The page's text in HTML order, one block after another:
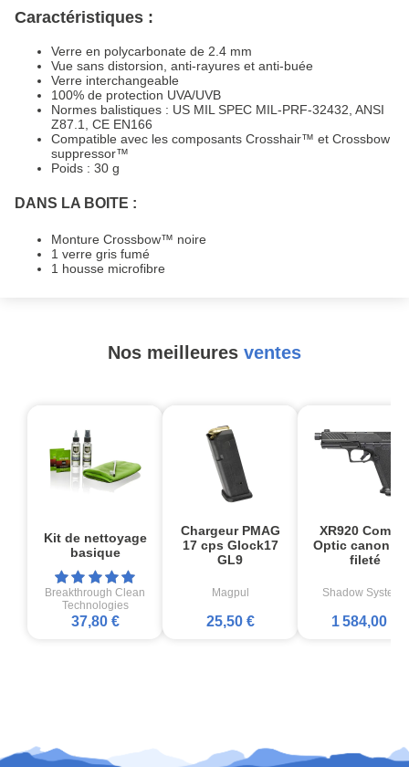
Caractéristiques :
Verre en polycarbonate de 2.4 mm
Vue sans distorsion, anti-rayures et anti-buée
Verre interchangeable
100% de protection UVA/UVB
Normes balistiques : US MIL SPEC MIL-PRF-32432, ANSI
Z87.1, CE EN166
Compatible avec les composants Crosshair™ et Crossbow
suppressor™
Poids : 30 g
DANS LA BOITE :
Monture Crossbow™ noire
1 verre gris fumé
1 housse microfibre
Nos meilleures ventes
Kit de nettoyage
basique
Breakthrough Clean
Technologies
37,80 €
Chargeur PMAG
17 cps Glock17
GL9
Magpul
25,50 €
XR920
Optic canon
fileté
Shadow Systems
1 584,00 €